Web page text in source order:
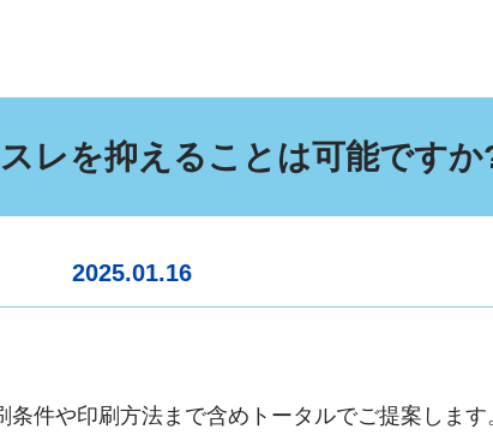
レを抑えることは可能ですか
2025.01.16
件や印刷方法まで含めトータルでご提案しま